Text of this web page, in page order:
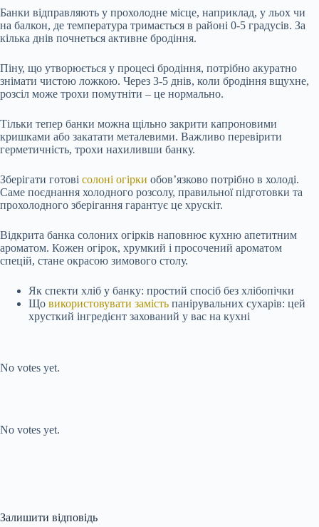
Банки відправляють у прохолодне місце, наприклад, у льох чи
на балкон, де температура тримається в районі 0-5 градусів. За
кілька днів почнеться активне бродіння.
Піну, що утворюється у процесі бродіння, потрібно акуратно
знімати чистою ложкою. Через 3-5 днів, коли бродіння вщухне,
розсіл може трохи помутніти – це нормально.
Тільки тепер банки можна щільно закрити капроновими
кришками або закатати металевими. Важливо перевірити
герметичність, трохи нахиливши банку.
Зберігати готові солоні огірки обов’язково потрібно в холоді.
Саме поєднання холодного розсолу, правильної підготовки та
прохолодного зберігання гарантує це хрускіт.
Відкрита банка солоних огірків наповнює кухню апетитним
ароматом. Кожен огірок, хрумкий і просочений ароматом
спецій, стане окрасою зимового столу.
Як спекти хліб у банку: простий спосіб без хлібопічки
Що використовувати замість панірувальних сухарів: цей
хрусткий інгредієнт захований у вас на кухні
No votes yet.
No votes yet.
Залишити відповідь